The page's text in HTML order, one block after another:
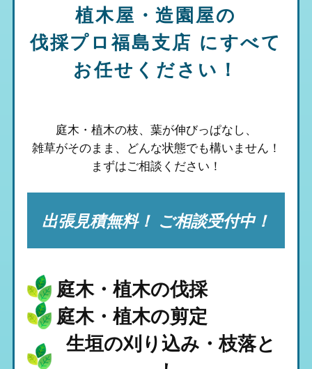
植木屋・造園屋の
伐採プロ福島支店 にすべて
お任せください！
庭木・植木の枝、葉が伸びっぱなし、
雑草がそのまま、 どんな状態でも構いません！
まずはご相談ください！
出張見積無料！ ご相談受付中！
庭木・植木の伐採
庭木・植木の剪定
生垣の刈り込み・枝落と